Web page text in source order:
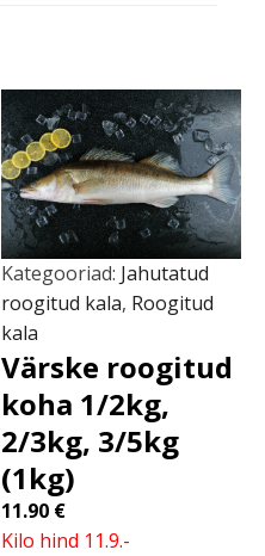
Kategooriad: Jahutatud
roogitud kala, Roogitud
kala
Värske roogitud
koha 1/2kg,
2/3kg, 3/5kg
(1kg)
11.90 €
Kilo hind 11.9.-